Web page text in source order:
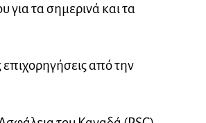
τα σημερινά και τα
επιχορηγήσεις από την